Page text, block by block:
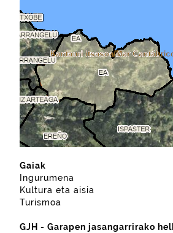
Gaiak
Ingurumena
Kultura eta aisia
Turismoa
GJH - Garapen jasangarrirako